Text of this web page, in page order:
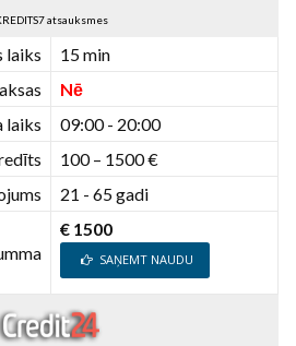
atsauksmes
laiks
15 min
Nē
laiks
09:00 - 20:00
100 – 1500 €
21 - 65 gadi
€ 1500
SAŅEMT NAUDU